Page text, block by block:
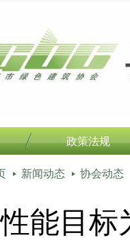
政策法规
新闻动态 协会动态
能目